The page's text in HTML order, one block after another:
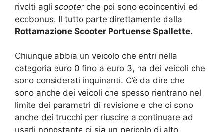
rivolti agli scooterche poi sono ecoincentivi ed
ecobonus. Il tutto parte direttamente dalla
Rottamazione Scooter Portuense Spallette.
Chiunque abbia un veicolo che entri nella
categoria euro 0 fino a euro 3, ha dei veicoli che
sono considerati inquinanti. C’è da dire che
sono anche dei veicoli che spesso rientrano nel
limite dei parametri di revisione e che ci sono
anche dei trucchi per riuscire a continuare ad
usarli nonostante ci sia un pericolo di alto